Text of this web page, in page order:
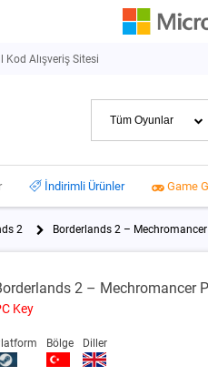
Kod Alışveriş Sitesi
İndirimli Ürünler Game
2 Borderlands 2 –
2 – Mechromancer
Key
Bölge Diller